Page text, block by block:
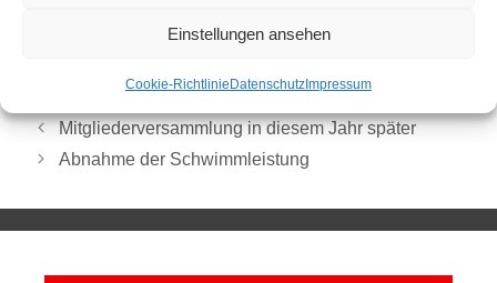
Einstellungen ansehen
Cookie-Richtlinie Datenschutz Impressum
Sportkegeln
Mitgliederversammlung in diesem Jahr später
Abnahme der Schwimmleistung